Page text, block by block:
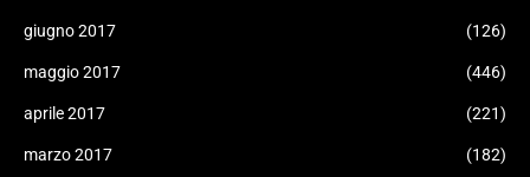
giugno 2017 (126)
maggio 2017 (446)
aprile 2017 (221)
marzo 2017 (182)